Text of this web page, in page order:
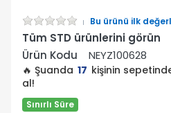
Bu ürünü ilk
Tüm STD ürünlerini görün
Ürün Kodu
NEYZ100628
🔥 Şuanda 17 kişinin
al!
Sınırlı Süre